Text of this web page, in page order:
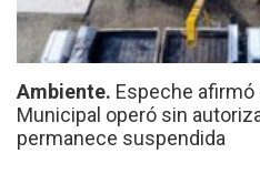
Ambiente. Espeche afirmó
Municipal operó sin
permanece suspendida